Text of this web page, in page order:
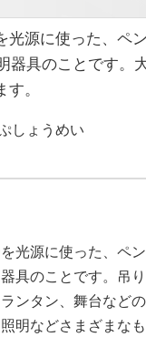
光源に使った、ペ
器具のことです。
。
しょうめい
光源に使った、ペ
具のことです。吊
ンタン、舞台など
明などさまざまな